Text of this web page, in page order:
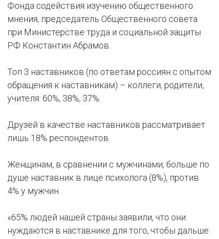
Фонда содействия изучению общественного
мнения, председатель Общественного совета
при Министерстве труда и социальной защиты
РФ Константин Абрамов.
Топ 3 наставников (по ответам россиян с опытом
обращения к наставникам) – коллеги, родители,
учителя: 60%, 38%, 37%.
Друзей в качестве наставников рассматривает
лишь 18% респондентов.
Женщинам, в сравнении с мужчинами, больше по
душе наставник в лице психолога (8%), против
4% у мужчин.
«65% людей нашей страны заявили, что они
нуждаются в наставнике для того, чтобы дальше